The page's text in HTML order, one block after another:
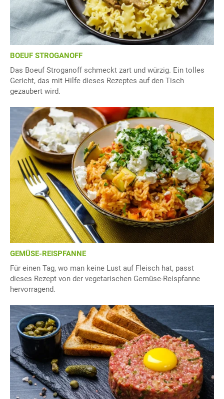
BOEUF STROGANOFF
Das Boeuf Stroganoff schmeckt zart und würzig. Ein tolles
Gericht, das mit Hilfe dieses Rezeptes auf den Tisch
gezaubert wird.
GEMÜSE-REISPFANNE
Für einen Tag, wo man keine Lust auf Fleisch hat, passt
dieses Rezept von der vegetarischen Gemüse-Reispfanne
hervorragend.